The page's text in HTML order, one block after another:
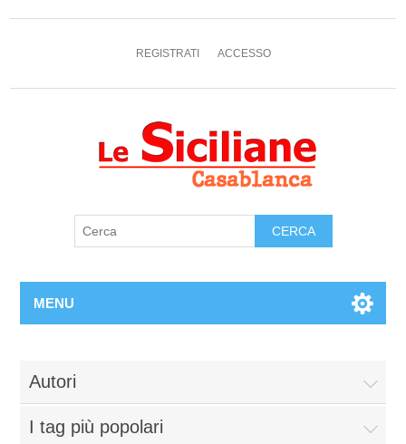
REGISTRATI ACCESSO
MENU
Autori
I tag più popolari